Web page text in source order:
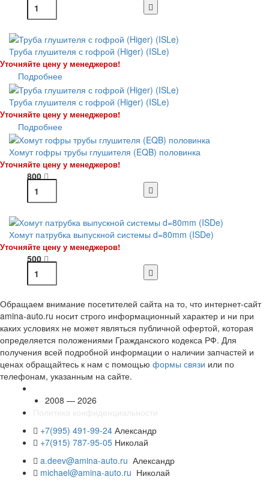
Труба глушителя с гофрой (Higer) (ISLe)
Уточняйте цену у менеджеров!
Подробнее
Труба глушителя с гофрой (Higer) (ISLe)
Уточняйте цену у менеджеров!
Подробнее
Хомут гофры трубы глушителя (EQB) половинка
Уточняйте цену у менеджеров!
800
Хомут патрубка выпускной системы d=80mm (ISDe)
Уточняйте цену у менеджеров!
500
Обращаем внимание посетителей сайта на то, что интернет-сайт
amina-auto.ru носит строго информационный характер и ни при
каких условиях не может являться публичной офертой, которая
определяется положениями Гражданского кодекса РФ. Для
получения всей подробной информации о наличии запчастей и
ценах обращайтесь к нам с помощью формы связи или по
телефонам, указанным на сайте.
2008 — 2026
+7(995) 491-99-24 Александр
+7(915) 787-95-05 Николай
a.deev@amina-auto.ru Александр
michael@amina-auto.ru Николай